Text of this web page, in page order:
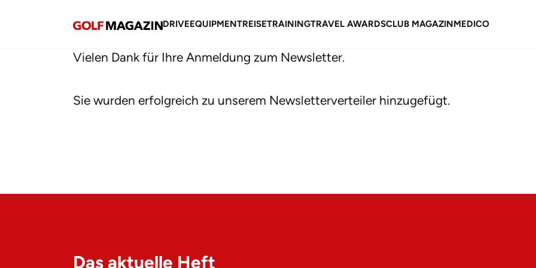
DRIVEEQUIPMENTREISETRAININGTRAVEL AWARDSCLUB MAGAZINMEDICO
Vielen Dank für Ihre Anmeldung zum Newsletter.
Sie wurden erfolgreich zu unserem Newsletterverteiler hinzugefügt.
Das aktuelle Heft